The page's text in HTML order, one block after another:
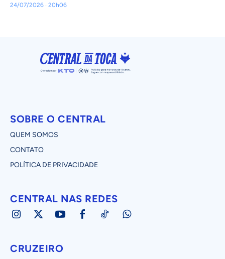
24/07/2026 · 20h06
SOBRE O CENTRAL
QUEM SOMOS
CONTATO
POLÍTICA DE PRIVACIDADE
CENTRAL NAS REDES
CRUZEIRO